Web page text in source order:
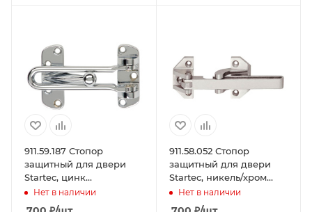
911.59.187 Стопор
защитный для двери
Startec, цинк
хромированный
Нет в наличии
911.58.052 Стопор
защитный для двери
Startec, никель/хром
мат.Нет в наличии